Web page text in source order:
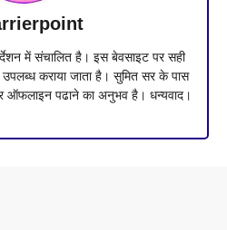
में संचालित है। इस बेवसाइट पर सही
कराया जाता है। सुमित सर के पास
पढाने का अनुभव है। धन्यवाद।